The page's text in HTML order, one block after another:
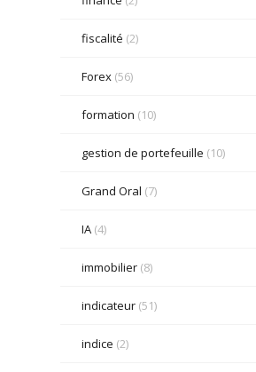
fiscalité (2)
Forex(56)
formation (10)
gestion de portefeuille (10)
Grand Oral (7)
IA(4)
immobilier(8)
indicateur(51)
indice (2)